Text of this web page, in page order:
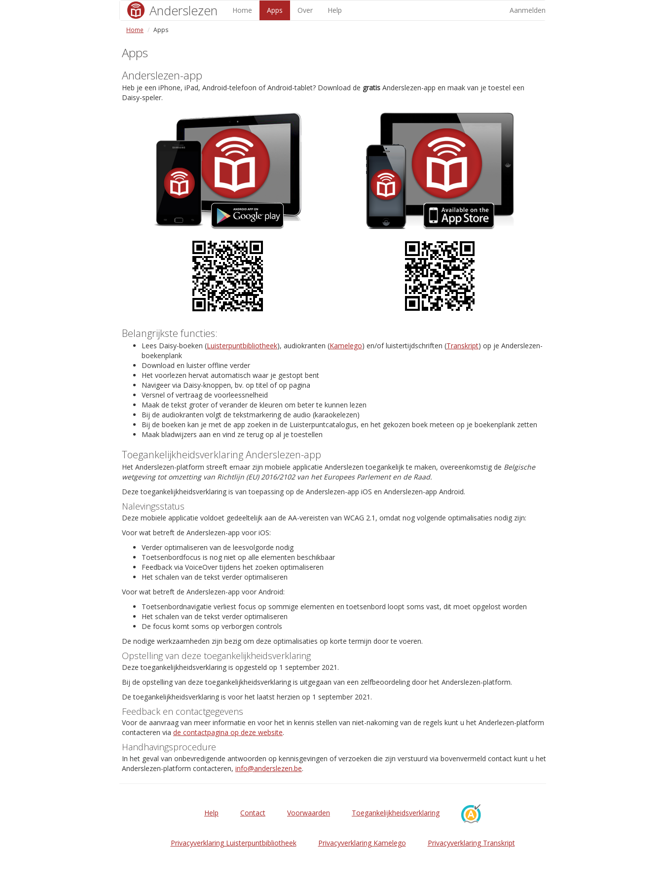
Anderslezen Home Apps Over Help Aanmelden
Home Apps
Apps
Anderslezen-app
Heb je een iPhone, iPad, Android-telefoon of Android-tablet? Download de gratis Anderslezen-app en maak van je toestel een
Daisy-speler.
Belangrijkste functies:
Lees Daisy-boeken (Luisterpuntbibliotheek), audiokranten (Kamelego) en/of luistertijdschriften (Transkript) op je Anderslezen-
boekenplank
Download en luister offline verder
Het voorlezen hervat automatisch waar je gestopt bent
Navigeer via Daisy-knoppen, bv. op titel of op pagina
Versnel of vertraag de voorleessnelheid
Maak de tekst groter of verander de kleuren om beter te kunnen lezen
Bij de audiokranten volgt de tekstmarkering de audio (karaokelezen)
Bij de boeken kan je met de app zoeken in de Luisterpuntcatalogus, en het gekozen boek meteen op je boekenplank zetten
Maak bladwijzers aan en vind ze terug op al je toestellen
Toegankelijkheidsverklaring Anderslezen-app
Het Anderslezen-platform streeft ernaar zijn mobiele applicatie Anderslezen toegankelijk te maken, overeenkomstig de Belgische
wetgeving tot omzetting van Richtlijn (EU) 2016/2102 van het Europees Parlement en de Raad.
Deze toegankelijkheidsverklaring is van toepassing op de Anderslezen-app iOS en Anderslezen-app Android.
Nalevingsstatus
Deze mobiele applicatie voldoet gedeeltelijk aan de AA-vereisten van WCAG 2.1, omdat nog volgende optimalisaties nodig zijn:
Voor wat betreft de Anderslezen-app voor iOS:
Verder optimaliseren van de leesvolgorde nodig
Toetsenbordfocus is nog niet op alle elementen beschikbaar
Feedback via VoiceOver tijdens het zoeken optimaliseren
Het schalen van de tekst verder optimaliseren
Voor wat betreft de Anderslezen-app voor Android:
Toetsenbordnavigatie verliest focus op sommige elementen en toetsenbord loopt soms vast, dit moet opgelost worden
Het schalen van de tekst verder optimaliseren
De focus komt soms op verborgen controls
De nodige werkzaamheden zijn bezig om deze optimalisaties op korte termijn door te voeren.
Opstelling van deze toegankelijkheidsverklaring
Deze toegankelijkheidsverklaring is opgesteld op 1 september 2021.
Bij de opstelling van deze toegankelijkheidsverklaring is uitgegaan van een zelfbeoordeling door het Anderslezen-platform.
De toegankelijkheidsverklaring is voor het laatst herzien op 1 september 2021.
Feedback en contactgegevens
Voor de aanvraag van meer informatie en voor het in kennis stellen van niet-nakoming van de regels kunt u het Anderlezen-platform
contacteren via de contactpagina op deze website.
Handhavingsprocedure
In het geval van onbevredigende antwoorden op kennisgevingen of verzoeken die zijn verstuurd via bovenvermeld contact kunt u het
Anderslezen-platform contacteren, info@anderslezen.be.
Help Contact Voorwaarden Toegankelijkheidsverklaring
Privacyverklaring Luisterpuntbibliotheek Privacyverklaring Kamelego Privacyverklaring Transkript